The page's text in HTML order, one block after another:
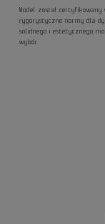
Model został certyfikowany
rygorystyczne normy dla
solidnego i estetycznego
wybór.